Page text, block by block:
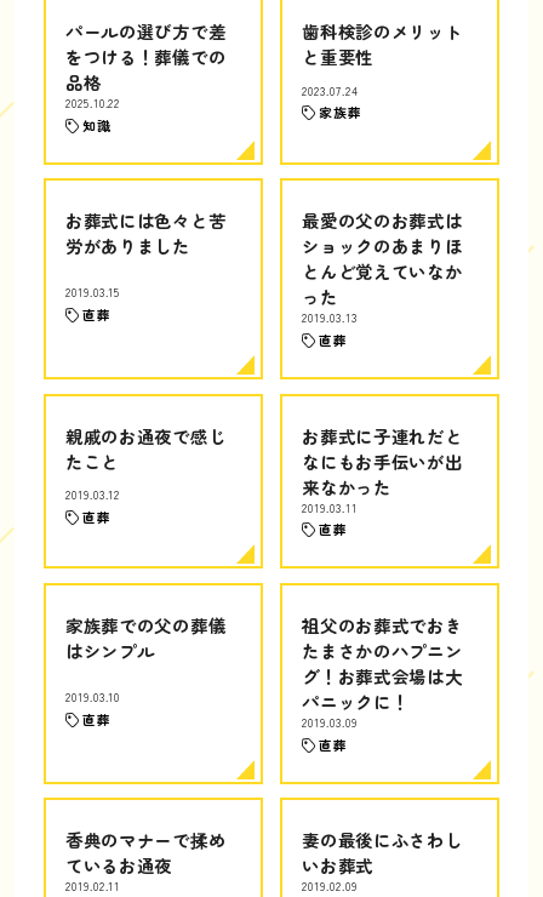
パールの選び方で差
をつける！葬儀での
品格
2025.10.22
知識
歯科検診のメリット
と重要性
2023.07.24
家族葬
お葬式には色々と苦
労がありました
2019.03.15
直葬
最愛の父のお葬式は
ショックのあまりほ
とんど覚えていなか
った
2019.03.13
直葬
親戚のお通夜で感じ
たこと
2019.03.12
直葬
お葬式に子連れだと
なにもお手伝いが出
来なかった
2019.03.11
直葬
家族葬での父の葬儀
はシンプル
2019.03.10
直葬
祖父のお葬式でおき
たまさかのハプニン
グ！お葬式会場は大
パニックに！
2019.03.09
直葬
香典のマナーで揉め
ているお通夜
2019.02.11
妻の最後にふさわし
いお葬式
2019.02.09